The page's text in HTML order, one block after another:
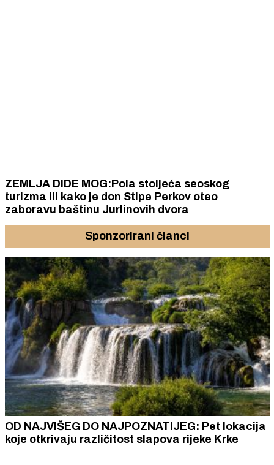
ZEMLJA DIDE MOG:Pola stoljeća seoskog
turizma ili kako je don Stipe Perkov oteo
zaboravu baštinu Jurlinovih dvora
Sponzorirani članci
OD NAJVIŠEG DO NAJPOZNATIJEG: Pet lokacija
koje otkrivaju različitost slapova rijeke Krke